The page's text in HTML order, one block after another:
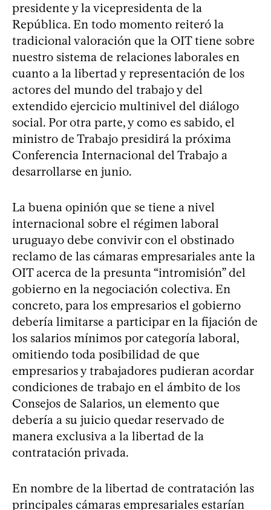
presidente y la vicepresidenta de la
República. En todo momento reiteró la
tradicional valoración que la OIT tiene sobre
nuestro sistema de relaciones laborales en
cuanto a la libertad y representación de los
actores del mundo del trabajo y del
extendido ejercicio multinivel del diálogo
social. Por otra parte, y como es sabido, el
ministro de Trabajo presidirá la próxima
Conferencia Internacional del Trabajo a
desarrollarse en junio.
La buena opinión que se tiene a nivel
internacional sobre el régimen laboral
uruguayo debe convivir con el obstinado
reclamo de las cámaras empresariales ante la
OIT acerca de la presunta “intromisión” del
gobierno en la negociación colectiva. En
concreto, para los empresarios el gobierno
debería limitarse a participar en la fijación de
los salarios mínimos por categoría laboral,
omitiendo toda posibilidad de que
empresarios y trabajadores pudieran acordar
condiciones de trabajo en el ámbito de los
Consejos de Salarios, un elemento que
debería a su juicio quedar reservado de
manera exclusiva a la libertad de la
contratación privada.
En nombre de la libertad de contratación las
principales cámaras empresariales estarían